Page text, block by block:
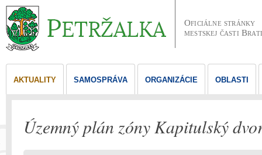
Oficiálne stránky
mestskej časti
AKTUALITY SAMOSPRÁVA ORGANIZÁCIE OBLASTI
Územný plán zóny Kapitulský